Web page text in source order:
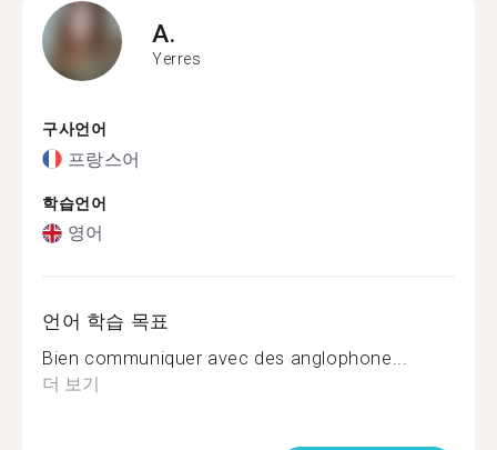
A.
Yerres
구사언어
프랑스어
학습언어
영어
언어 학습 목표
Bien communiquer avec des anglophone...
더 보기